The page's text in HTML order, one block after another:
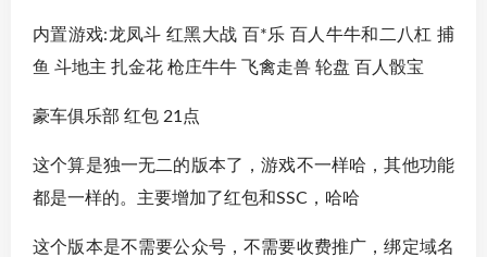
内置游戏:龙凤斗 红黑大战 百*乐 百人牛牛和二八杠 捕
鱼 斗地主 扎金花 枪庄牛牛 飞禽走兽 轮盘 百人骰宝
豪车俱乐部 红包 21点
这个算是独一无二的版本了，游戏不一样哈，其他功能
都是一样的。主要增加了红包和SSC，哈哈
这个版本是不需要公众号，不需要收费推广，绑定域名